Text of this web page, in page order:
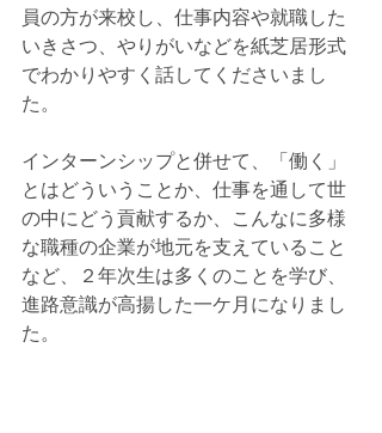
員の方が来校し、仕事内容や就職した
いきさつ、やりがいなどを紙芝居形式
でわかりやすく話してくださいまし
た。
インターンシップと併せて、「働く」
とはどういうことか、仕事を通して世
の中にどう貢献するか、こんなに多様
な職種の企業が地元を支えていること
など、２年次生は多くのことを学び、
進路意識が高揚した一ケ月になりまし
た。